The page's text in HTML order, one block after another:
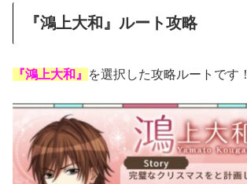
『鴻上大和』ルート攻略
『鴻上大和』 を選択した攻略ルートです！